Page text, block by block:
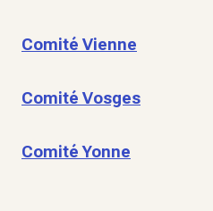
Comité Vienne
Comité Vosges
Comité Yonne